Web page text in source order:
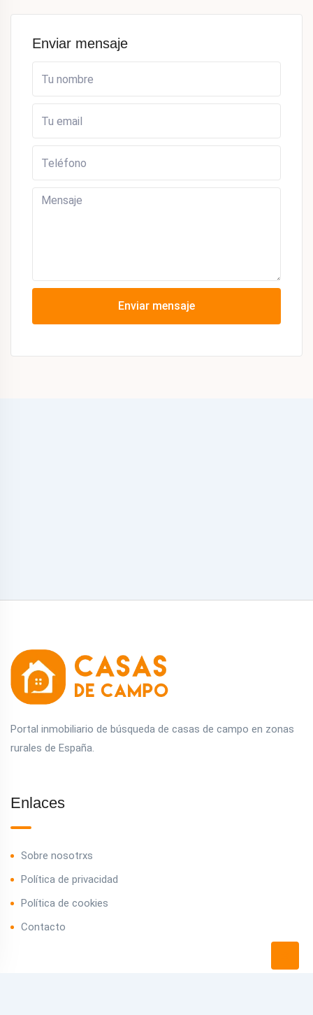
Enviar mensaje
Enviar mensaje
Portal inmobiliario de búsqueda de casas de campo en zonas
rurales de España.
Enlaces
Sobre nosotrxs
Política de privacidad
Política de cookies
Contacto